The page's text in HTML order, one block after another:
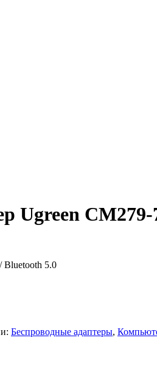
Ugreen CM279-
Bluetooth 5.0
Беспроводные адаптеры,